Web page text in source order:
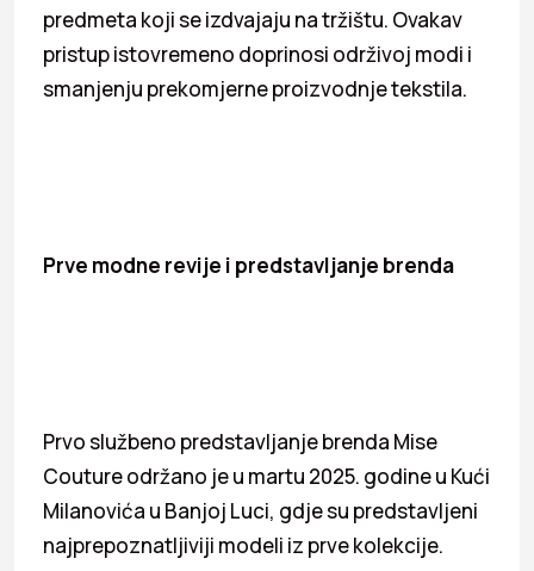
predmeta koji se izdvajaju na tržištu. Ovakav
pristup istovremeno doprinosi održivoj modi i
smanjenju prekomjerne proizvodnje tekstila.
Prve modne revije i predstavljanje brenda
Prvo službeno predstavljanje brenda Mise
Couture održano je u martu 2025. godine u Kući
Milanovića u Banjoj Luci, gdje su predstavljeni
najprepoznatljiviji modeli iz prve kolekcije.